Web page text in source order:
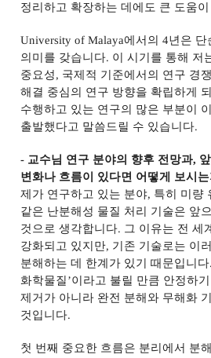
정리하고 확장하는 데에도 큰 도움
University of Malaya에서의4년은 단
의미를 갖습니다. 이 시기를 통해 저
중요성, 국제적 기준에서의 연구 경
해결 중심의 연구 방향을 확립하게
수행하고 있는 연구의 많은 부분이
출발했다고 말씀드릴 수 있습니다.
- 교수님 연구 분야의 향후 전망과,
변화나 흐름이 있다면 어떻게 보시
제가 연구하고 있는 분야, 특히 미량
같은 난분해성 물질 처리 기술은 앞
것으로 생각합니다. 그 이유는 전 세
강화되고 있지만, 기존 기술로는 이
분해하는 데 한계가 있기 때문입니다
화학물질’이라고 불릴 만큼 안정하기
제거가 아니라 완전 분해와 무해화
것입니다.
첫 번째 중요한 흐름은 분리에서 분